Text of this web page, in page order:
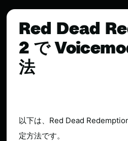
Red Dead
2 で
法
以下は、Red Dead
定方法です。